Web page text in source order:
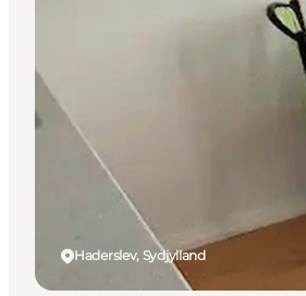
Haderslev, Sydjylland